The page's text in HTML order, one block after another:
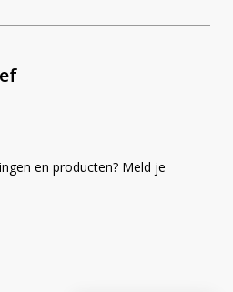
en producten? Meld je